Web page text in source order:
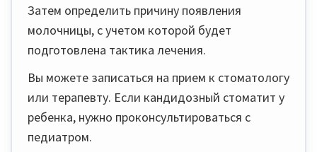
Затем определить причину появления
молочницы, с учетом которой будет
подготовлена тактика лечения.
Вы можете записаться на прием к стоматологу
или терапевту. Если кандидозный стоматит у
ребенка, нужно проконсультироваться с
педиатром.